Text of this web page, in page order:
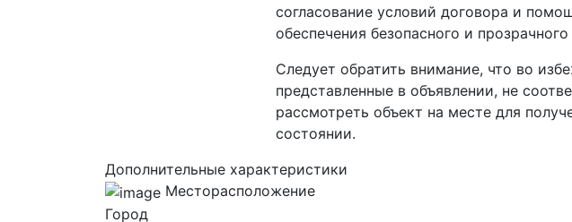
согласование условий договора и
обеспечения безопасного и
Следует обратить внимание, что во
представленные в объявлении, не
рассмотреть объект на месте для
состоянии.
Дополнительные характеристики
Месторасположение
Город